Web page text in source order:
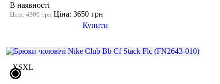
В наявності
грн
Ціна: 4300 грн
Ціна: 3650
Купити
XSXL